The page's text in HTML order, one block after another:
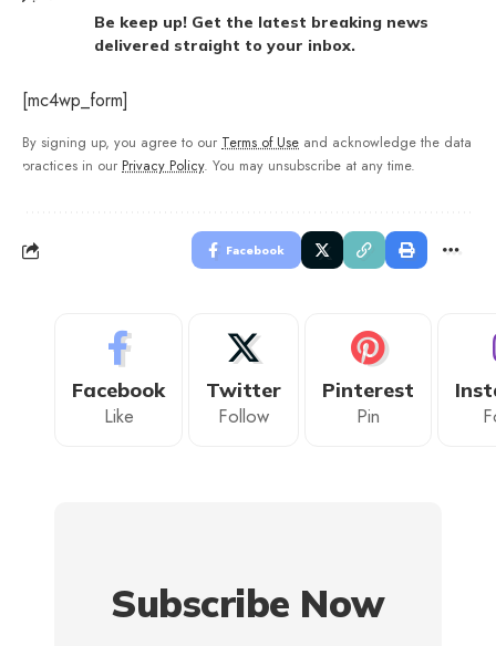
Be keep up! Get the latest breaking news
delivered straight to your inbox.
[mc4wp_form]
By signing up, you agree to our Terms of Use and acknowledge the data
practices in our Privacy Policy. You may unsubscribe at any time.
Facebook
Facebook
Like
Twitter
Follow
Pinterest
Pin
Subscribe Now